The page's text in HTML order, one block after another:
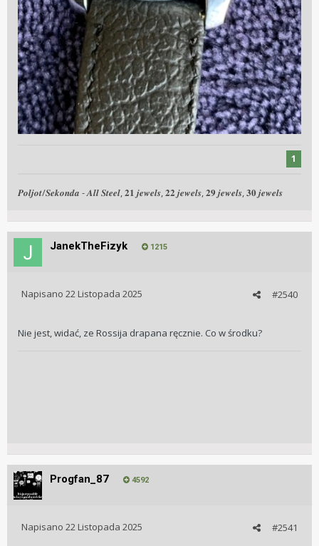
1
𝑷𝒐𝒍𝒋𝒐𝒕/𝑺𝒆𝒌𝒐𝒏𝒅𝒂 - 𝑨𝒍𝒍 𝑺𝒕𝒆𝒆𝒍, 𝟐𝟏 𝒋𝒆𝒘𝒆𝒍𝒔, 𝟐𝟐 𝒋𝒆𝒘𝒆𝒍𝒔, 𝟐𝟗 𝒋𝒆𝒘𝒆𝒍𝒔, 𝟑𝟎 𝒋𝒆𝒘𝒆𝒍𝒔
JanekTheFizyk 1215
#2540
Napisano 22 Listopada 2025
Nie jest, widać, ze Rossija drapana ręcznie. Co w środku?
Progfan_87 4592
#2541
Napisano 22 Listopada 2025